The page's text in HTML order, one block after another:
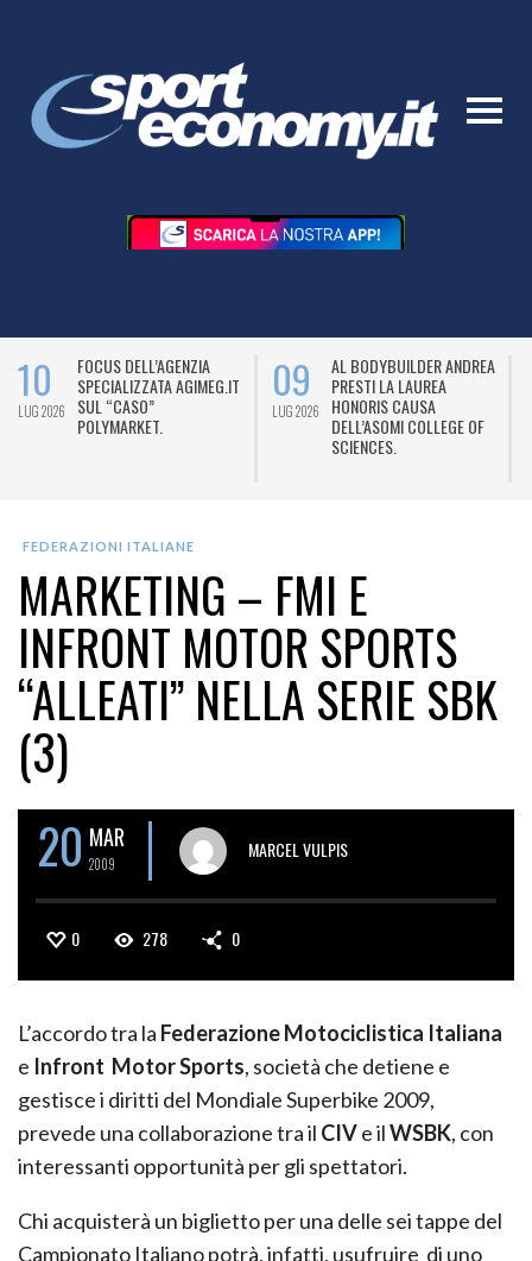
10
LUG 2026
FOCUS DELL’AGENZIA
SPECIALIZZATA AGIMEG.IT
SUL “CASO”
POLYMARKET.
09
LUG 2026
AL BODYBUILDER ANDREA
PRESTI LA LAUREA
HONORIS CAUSA
DELL’ASOMI COLLEGE OF
SCIENCES.
FEDERAZIONI ITALIANE
MARKETING – FMI E
INFRONT MOTOR SPORTS
“ALLEATI” NELLA SERIE SBK
(3)
20 MAR
2009
MARCEL VULPIS
0 278 0
L’accordo tra la Federazione Motociclistica Italiana
e Infront Motor Sports, società che detiene e
gestisce i diritti del Mondiale Superbike 2009,
prevede una collaborazione tra il CIVe ilWSBK, con
interessanti opportunità per gli spettatori.
Chi acquisterà un biglietto per una delle sei tappe del
Campionato Italiano potrà, infatti, usufruire di uno